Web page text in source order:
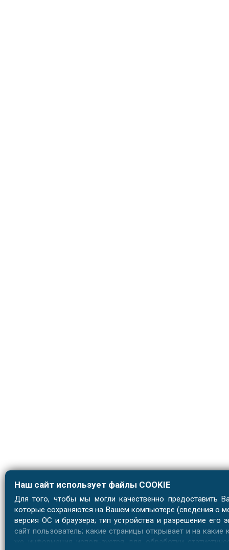
Наш сайт использует файлы COOKIE
Для того, чтобы мы могли качественно предоставить
которые сохраняются на Вашем компьютере (сведения о
версия ОС и браузера; тип устройства и разрешение его
сайт пользователь; какие страницы открывает и на какие
же информация используется для обработки